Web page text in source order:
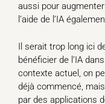
aussi pour
l’aide de l’IA
Il serait trop long ici
bénéficier de l’IA
contexte actuel, on
déjà commencé,
par des applications